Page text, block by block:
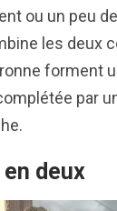
ou un peu
les deux
forment
par
deux